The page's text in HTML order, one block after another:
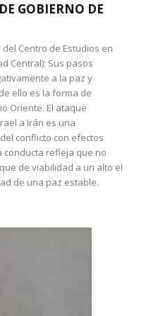
GOBIERNO DE
Centro de Estudios en
Central): Sus pasos
a la paz y
ello es la forma de
Oriente. El ataque
a Irán es una
conflicto con efectos
conducta refleja que no
de viabilidad a un alto el
de una paz estable.